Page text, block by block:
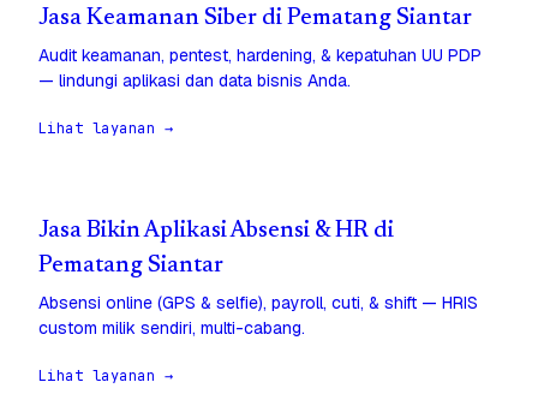
Jasa Keamanan Siber di Pematang Siantar
Audit keamanan, pentest, hardening, & kepatuhan UU PDP
— lindungi aplikasi dan data bisnis Anda.
Lihat layanan →
Jasa Bikin Aplikasi Absensi & HR di
Pematang Siantar
Absensi online (GPS & selfie), payroll, cuti, & shift — HRIS
custom milik sendiri, multi-cabang.
Lihat layanan →